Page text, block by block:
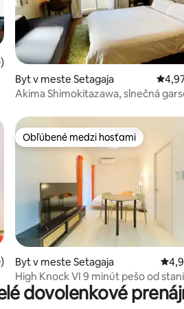
4,97 z 5, počet
Byt v meste Setagaja
Akima Shimokitazawa, slnečná
ohodnotenie 4,88 z 5, počet
Obľúbené medzi hosťami
Obľúbené medzi hosťami
Byt v meste Setagaja
High Knock VI 9 minút pešo od
Shimokitazawa, s kuchyňou, Wi-Fi,
izbový apartmán.
dovolenkové